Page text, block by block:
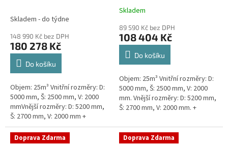
Skladem - do týdne
148 990 Kč bez DPH
180 278 Kč
Do košíku
Objem: 25m³ Vnitřní rozměry: D:
5000 mm, Š: 2500 mm, V: 2000
mmVnější rozměry: D: 5200 mm,
Š: 2700 mm, V: 2000 mm +
komínek Běžná doba dodání 2-3
týdny od objednávky. Rozměry...
obetonování
Průměrné
produktu
je
5,0
hvězdiček.
Skladem
89 590 Kč bez DPH
108 404 Kč
Do košíku
Objem: 25m³ Vnitřní rozměry: D:
5000 mm, Š: 2500 mm, V: 2000
mm. Vnější rozměry: D: 5200 mm,
Š: 2700 mm, V: 2000 mm. +
týdny od objednávky....
Doprava Zdarma Doprava Zdarma